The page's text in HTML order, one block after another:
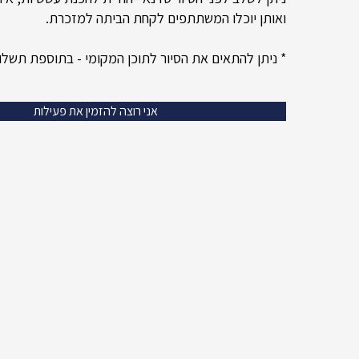
ואותן יוכלו המשתתפים לקחת הביתה למזכרת.
* ניתן להתאים את הסיור לתוכן המקומי - בתוספת
אני רוצה להזמין את פעילות